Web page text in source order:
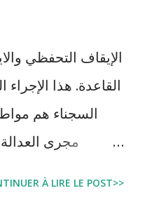
الإيقاف التحفظي
السجناء هم
مجرى
À LIRE LE POST>>